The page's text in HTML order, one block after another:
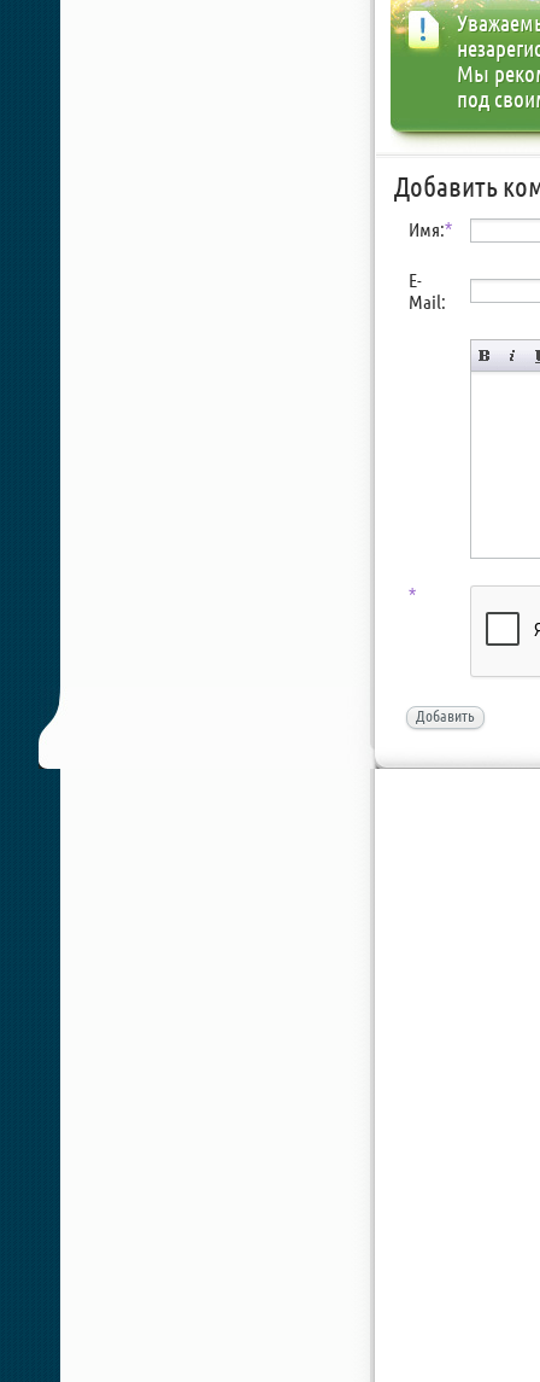
Мы
под
Добавить
Имя:*
E-
Mail:
*
Добавить